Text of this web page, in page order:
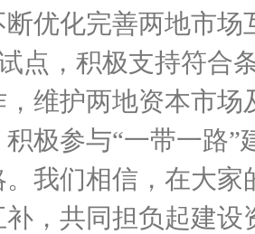
优化完善两地市
点，积极支持符合
维护两地资本市
极参与“一带一路
我们相信，在大
，共同担负起建